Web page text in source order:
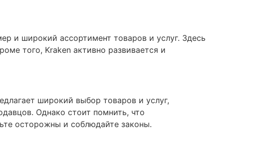
и широкий ассортимент товаров и услуг. Здесь
того, Kraken активно развивается и
широкий выбор товаров и услуг,
Однако стоит помнить, что
осторожны и соблюдайте законы.